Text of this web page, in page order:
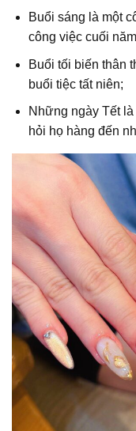
Buổi sáng là một
công việc cuối năm
Buổi tối biến thân
buổi tiệc tất niên;
Những ngày Tết
hỏi họ hàng đến